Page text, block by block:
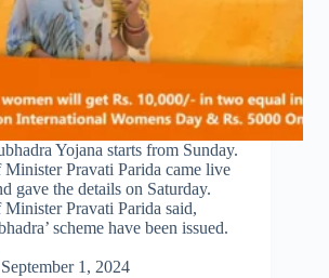
Yojana starts from Sunday.
Pravati Parida came live
gave the details on Saturday.
Pravati Parida said,
scheme have been issued.
September 1, 2024